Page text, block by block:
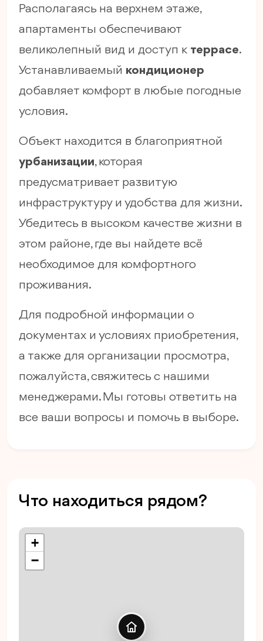
Располагаясь на верхнем этаже,
апартаменты обеспечивают
великолепный вид и доступ к террасе.
Устанавливаемый кондиционер
добавляет комфорт в любые погодные
условия.
Объект находится в благоприятной
урбанизации, которая
предусматривает развитую
инфраструктуру и удобства для жизни.
Убедитесь в высоком качестве жизни в
этом районе, где вы найдете всё
необходимое для комфортного
проживания.
Для подробной информации о
документах и условиях приобретения,
а также для организации просмотра,
пожалуйста, свяжитесь с нашими
менеджерами. Мы готовы ответить на
все ваши вопросы и помочь в выборе.
Что находиться рядом?
+
−